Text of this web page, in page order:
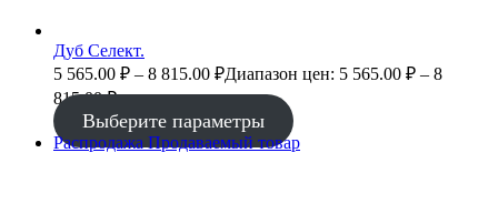
Дуб Селект.
5 565.00 ₽ – 8 815.00 ₽Диапазон цен: 5 565.00 ₽ – 8
815.00 ₽
Выберите параметры
Распродажа Продаваемый товар